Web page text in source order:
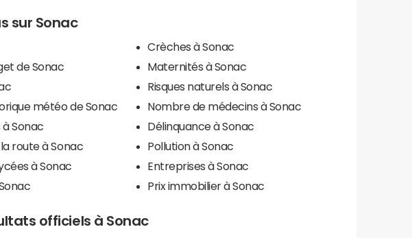
sur Sonac
de Sonac
météo de Sonac
à Sonac
route à Sonac
à Sonac
Crèches à Sonac
Maternités à Sonac
Risques naturels à Sonac
Nombre de médecins à Sonac
Délinquance à Sonac
Pollution à Sonac
Entreprises à Sonac
Prix immobilier à Sonac
officiels à Sonac